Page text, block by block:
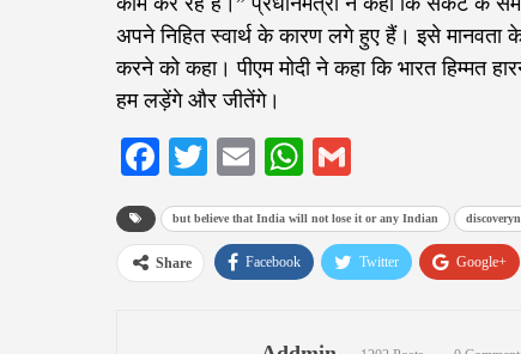
अपने निहित स्वार्थ के कारण लगे हुए हैं। इसे मानवता
करने को कहा। पीएम मोदी ने कहा कि भारत हिम्मत
हम लड़ेंगे और जीतेंगे।
Facebook
TwitterEmailWhatsApp
but believe that India will not lose it or any Indian
Share Facebook Twitter Google+